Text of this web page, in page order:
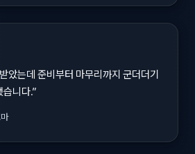
았는데 준비부터 마무리까지 군더더기
니다.”